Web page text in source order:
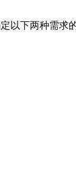
以下两种需求